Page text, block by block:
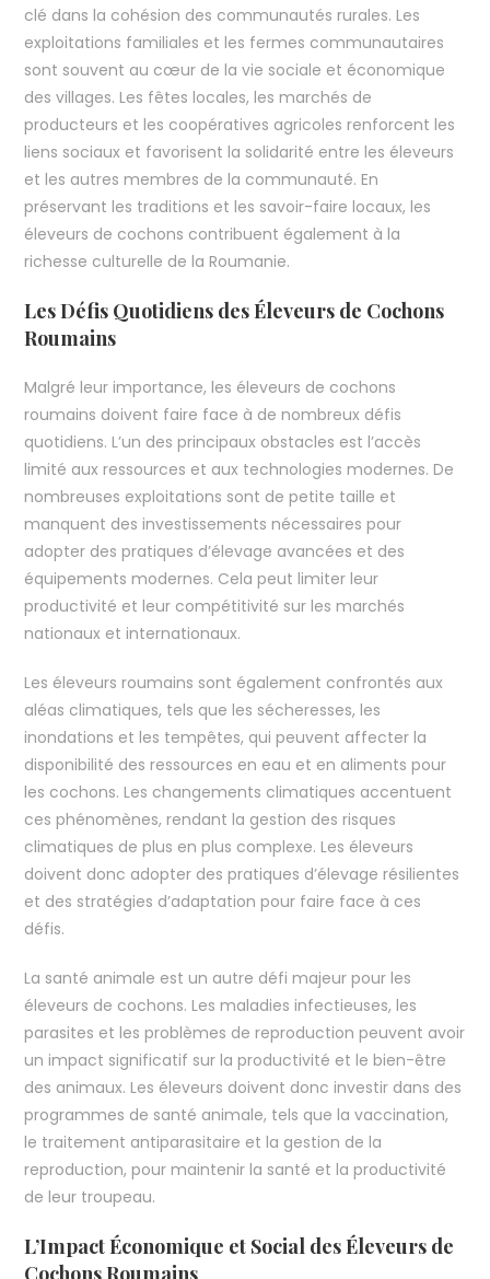
clé dans la cohésion des communautés rurales. Les
exploitations familiales et les fermes communautaires
sont souvent au cœur de la vie sociale et économique
des villages. Les fêtes locales, les marchés de
producteurs et les coopératives agricoles renforcent les
liens sociaux et favorisent la solidarité entre les éleveurs
et les autres membres de la communauté. En
préservant les traditions et les savoir-faire locaux, les
éleveurs de cochons contribuent également à la
richesse culturelle de la Roumanie.
Les Défis Quotidiens des Éleveurs de Cochons
Roumains
Malgré leur importance, les éleveurs de cochons
roumains doivent faire face à de nombreux défis
quotidiens. L’un des principaux obstacles est l’accès
limité aux ressources et aux technologies modernes. De
nombreuses exploitations sont de petite taille et
manquent des investissements nécessaires pour
adopter des pratiques d’élevage avancées et des
équipements modernes. Cela peut limiter leur
productivité et leur compétitivité sur les marchés
nationaux et internationaux.
Les éleveurs roumains sont également confrontés aux
aléas climatiques, tels que les sécheresses, les
inondations et les tempêtes, qui peuvent affecter la
disponibilité des ressources en eau et en aliments pour
les cochons. Les changements climatiques accentuent
ces phénomènes, rendant la gestion des risques
climatiques de plus en plus complexe. Les éleveurs
doivent donc adopter des pratiques d’élevage résilientes
et des stratégies d’adaptation pour faire face à ces
défis.
La santé animale est un autre défi majeur pour les
éleveurs de cochons. Les maladies infectieuses, les
parasites et les problèmes de reproduction peuvent avoir
un impact significatif sur la productivité et le bien-être
des animaux. Les éleveurs doivent donc investir dans des
programmes de santé animale, tels que la vaccination,
le traitement antiparasitaire et la gestion de la
reproduction, pour maintenir la santé et la productivité
de leur troupeau.
L’Impact Économique et Social des Éleveurs de
Cochons Roumains